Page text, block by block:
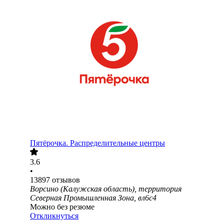
Пятёрочка. Распределительные центры
3.6
•
13897 отзывов
Ворсино (Калужская область), территория
Северная Промышленная Зона, вл6с4
Можно без резюме
Откликнуться